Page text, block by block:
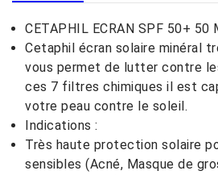
CETAPHIL ECRAN SPF 50+ 50
Cetaphil écran solaire minéral
vous permet de lutter contre
ces 7 filtres chimiques il est
votre peau contre le soleil.
Indications :
Très haute protection solaire
sensibles (Acné, Masque de